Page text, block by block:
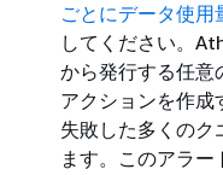
ごとにデータ使用
してください。
から発行する任意
アクションを作成
失敗した多くのク
ます。このアラー